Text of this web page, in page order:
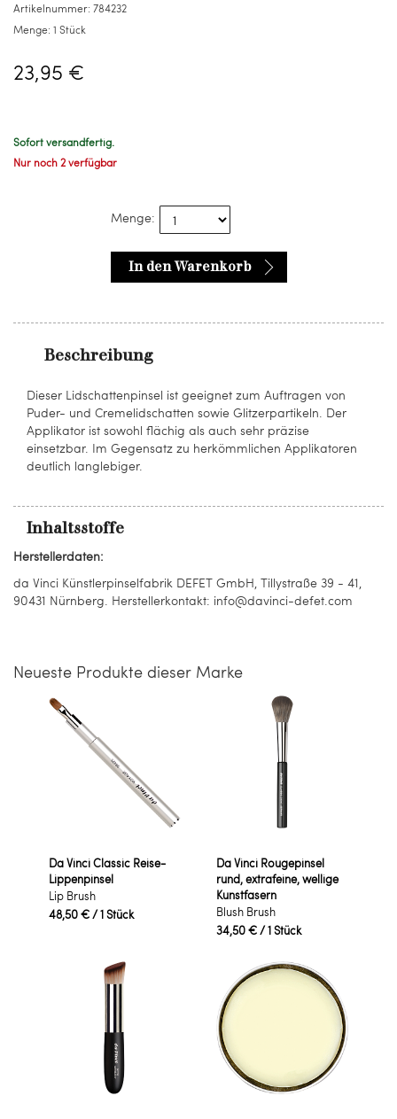
Artikelnummer: 784232
Menge: 1 Stück
23,95 €
Sofort versandfertig.
Nur noch 2 verfügbar
Menge:
In den Warenkorb
Beschreibung
Dieser Lidschattenpinsel ist geeignet zum Auftragen von
Puder- und Cremelidschatten sowie Glitzerpartikeln. Der
Applikator ist sowohl flächig als auch sehr präzise
einsetzbar. Im Gegensatz zu herkömmlichen Applikatoren
deutlich langlebiger.
Inhaltsstoffe
Herstellerdaten:
da Vinci Künstlerpinselfabrik DEFET GmbH, Tillystraße 39 - 41,
90431 Nürnberg. Herstellerkontakt: info@davinci-defet.com
Neueste Produkte dieser Marke
Da Vinci Classic Reise-
Lippenpinsel
Lip Brush
48,50 €/ 1 Stück
Da Vinci Rougepinsel
rund, extrafeine, wellige
Kunstfasern
Blush Brush
34,50 €/ 1 Stück